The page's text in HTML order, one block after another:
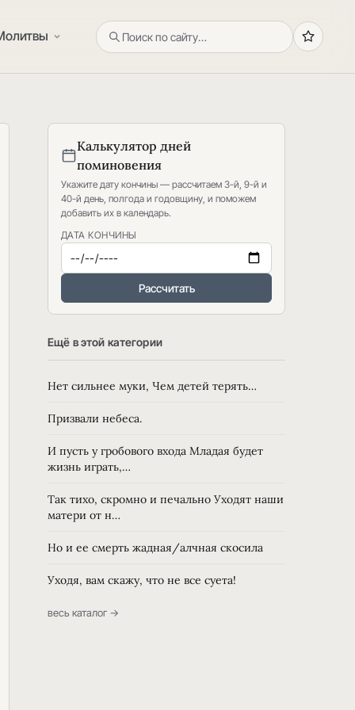
Калькулятор дней
поминовения
Укажите дату кончины — рассчитаем 3-й, 9-й и
40-й день, полгода и годовщину, и поможем
добавить их в календарь.
ДАТА КОНЧИНЫ
Рассчитать
Ещё в этой категории
Нет сильнее муки, Чем детей терять…
Призвали небеса.
И пусть у гробового входа Младая будет
жизнь играть,…
Так тихо, скромно и печально Уходят наши
матери от н…
Но и ее смерть жадная/алчная скосила
Уходя, вам скажу, что не все суета!
весь каталог →